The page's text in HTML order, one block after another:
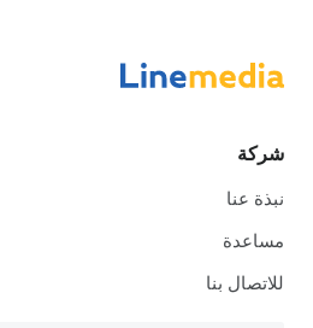
شركة
نبذة عنا
مساعدة
للاتصال بنا